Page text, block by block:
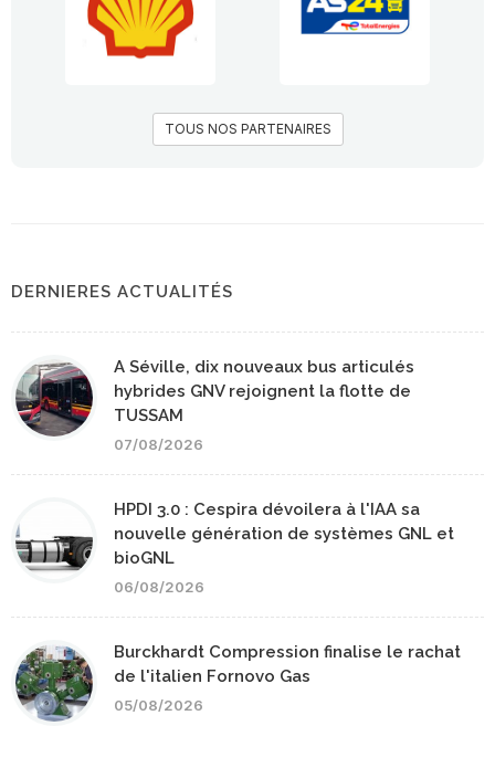
TOUS NOS PARTENAIRES
DERNIERES ACTUALITÉS
A Séville, dix nouveaux bus articulés
hybrides GNV rejoignent la flotte de
TUSSAM
07/08/2026
HPDI 3.0 : Cespira dévoilera à l'IAA sa
nouvelle génération de systèmes GNL et
bioGNL
06/08/2026
Burckhardt Compression finalise le rachat
de l'italien Fornovo Gas
05/08/2026